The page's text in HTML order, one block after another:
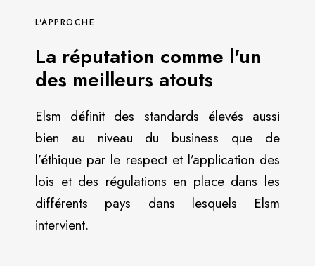
L'APPROCHE
La réputation comme l'un
des meilleurs atouts
Elsm définit des standards élevés aussi
bien au niveau du business que de
l’éthique par le respect et l’application des
lois et des régulations en place dans les
différents pays dans lesquels Elsm
intervient.